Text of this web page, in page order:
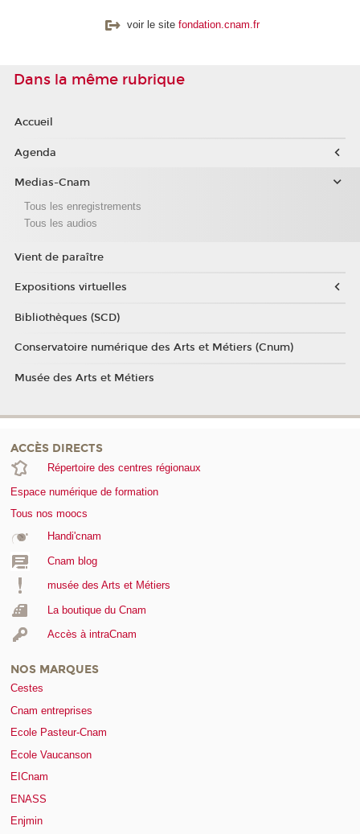
voir le site fondation.cnam.fr
Dans la même rubrique
Accueil
Agenda
Medias-Cnam
Tous les enregistrements
Tous les audios
Vient de paraître
Expositions virtuelles
Bibliothèques (SCD)
Conservatoire numérique des Arts et Métiers (Cnum)
Musée des Arts et Métiers
ACCÈS DIRECTS
Répertoire des centres régionaux
Espace numérique de formation
Tous nos moocs
Handi'cnam
Cnam blog
musée des Arts et Métiers
La boutique du Cnam
Accès à intraCnam
NOS MARQUES
Cestes
Cnam entreprises
Ecole Pasteur-Cnam
Ecole Vaucanson
EICnam
ENASS
Enjmin